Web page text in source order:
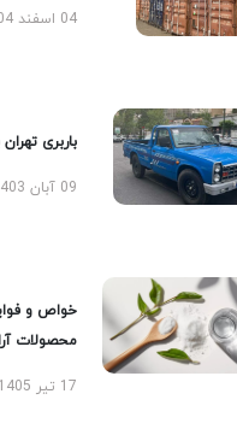
04 اسفند 1404
باربری
09 آبان 1403
خواص و
محصولات
17 تیر 1405